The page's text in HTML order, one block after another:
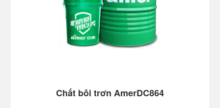
Chất bôi trơn AmerDC864